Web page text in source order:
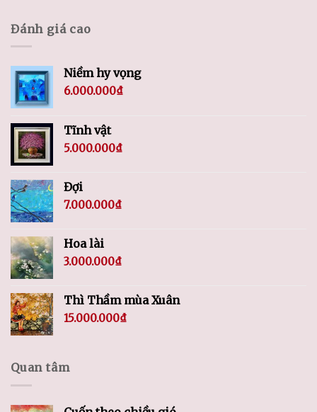
Đánh giá cao
Niềm hy vọng
6.000.000₫
Tĩnh vật
5.000.000₫
Đợi
7.000.000₫
Hoa lài
3.000.000₫
Thì Thầm mùa Xuân
15.000.000₫
Quan tâm